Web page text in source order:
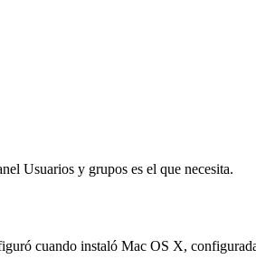
Usuarios y grupos es el que necesita.
cuando instaló Mac OS X,